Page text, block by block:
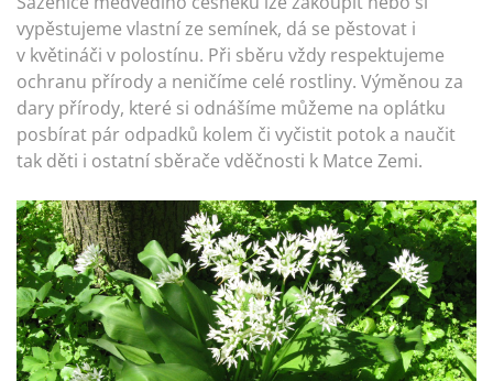
vypěstujeme vlastní ze semínek, dá se pěstovat i
v květináči v polostínu. Při sběru vždy respektujeme
ochranu přírody a neničíme celé rostliny. Výměnou za
dary přírody, které si odnášíme můžeme na oplátku
posbírat pár odpadků kolem či vyčistit potok a naučit
tak děti i ostatní sběrače vděčnosti k Matce Zemi.